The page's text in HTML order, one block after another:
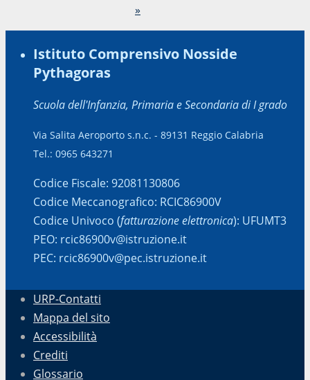
»
Istituto Comprensivo Nosside
Pythagoras
Scuola dell'Infanzia, Primaria e Secondaria di I grado
Via Salita Aeroporto s.n.c. - 89131 Reggio Calabria
Tel.: 0965 643271
Codice Fiscale: 92081130806
Codice Meccanografico: RCIC86900V
Codice Univoco (fatturazione elettronica): UFUMT3
PEO: rcic86900v@istruzione.it
PEC: rcic86900v@pec.istruzione.it
URP-Contatti
Mappa del sito
Accessibilità
Crediti
Glossario